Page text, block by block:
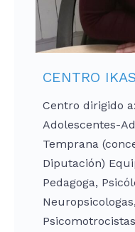
CENTRO
Centro dirigido
Adolescentes-
Temprana
Diputación)
Pedagoga,